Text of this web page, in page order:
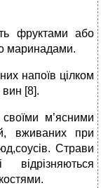
фруктами або
маринадами.
напоїв цілком
вин [8].
м’ясними
вживаних при
Страви
відрізняються